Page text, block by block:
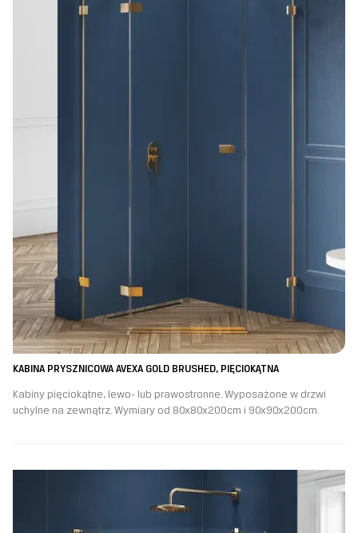
KABINA PRYSZNICOWA AVEXA GOLD BRUSHED, PIĘCIOKĄTNA
Kabiny pięciokątne, lewo- lub prawostronne. Wyposażone w drzwi
uchylne na zewnątrz. Wymiary od 80x80x200cm i 90x90x200cm.